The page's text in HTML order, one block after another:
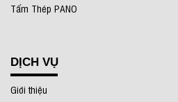
Tấm Thép PANO
DỊCH VỤ
Giới thiệu